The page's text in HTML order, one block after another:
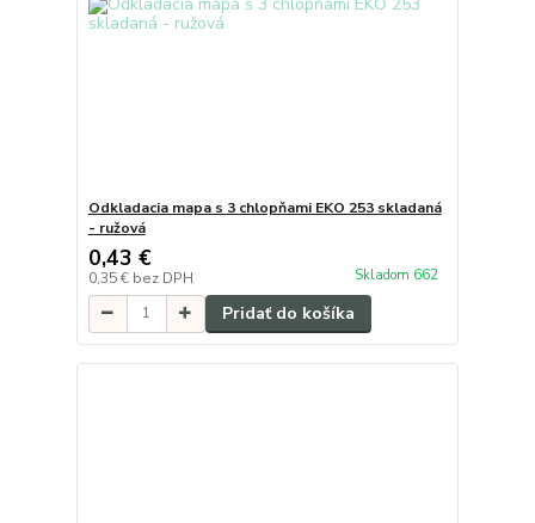
Odkladacia mapa s 3 chlopňami EKO 253 skladaná
- ružová
0,43 €
0,35 € bez DPH Skladom 662
Pridať do košíka